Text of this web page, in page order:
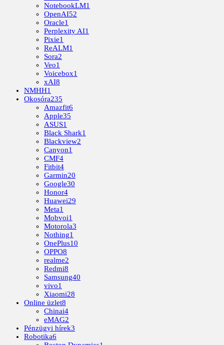
NotebookLM1
OpenAI52
Oracle1
Perplexity AI1
Pixie1
ReALM1
Sora2
Veo1
Voicebox1
xAI8
NMHH1
Okosóra235
Amazfit6
Apple35
ASUS1
Black Shark1
Blackview2
Canyon1
CMF4
Fitbit4
Garmin20
Google30
Honor4
Huawei29
Meta1
Mobvoi1
Motorola3
Nothing1
OnePlus10
OPPO8
realme2
Redmi8
Samsung40
vivo1
Xiaomi28
Online üzlet8
Chinai4
eMAG2
Pénzügyi hírek3
Robotika6